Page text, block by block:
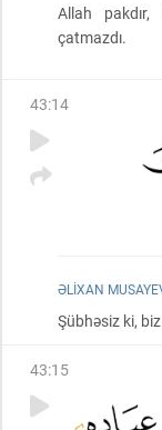
Allah pakdır,
çatmazdı.
43:14
ƏLIXAN
Şübhəsiz ki,
43:15